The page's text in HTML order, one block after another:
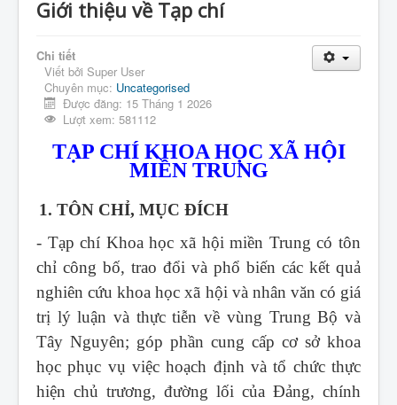
Giới thiệu về Tạp chí
Chi tiết
Viết bởi Super User
Chuyên mục: Uncategorised
Được đăng: 15 Tháng 1 2026
Lượt xem: 581112
TẠP CHÍ KHOA HỌC XÃ HỘI
MIỀN TRUNG
1. TÔN CHỈ, MỤC ĐÍCH
- Tạp chí Khoa học xã hội miền Trung có tôn
chỉ công bố, trao đổi và phổ biến các kết quả
nghiên cứu khoa học xã hội và nhân văn có giá
trị lý luận và thực tiễn về vùng Trung Bộ và
Tây Nguyên; góp phần cung cấp cơ sở khoa
học phục vụ việc hoạch định và tổ chức thực
hiện chủ trương, đường lối của Đảng, chính